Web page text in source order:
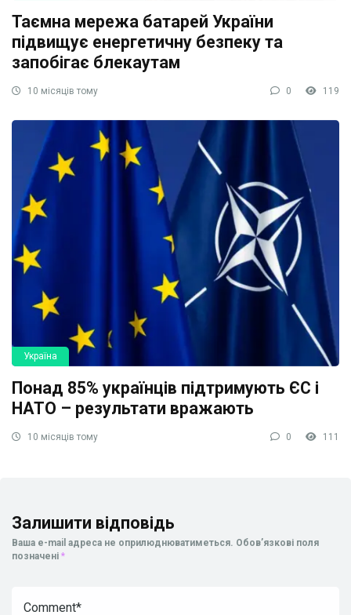
Таємна мережа батарей України
підвищує енергетичну безпеку та
запобігає блекаутам
10 місяців тому 0 119
Україна
Понад 85% українців підтримують ЄС і
НАТО – результати вражають
10 місяців тому 0 111
Залишити відповідь
Ваша e-mail адреса не оприлюднюватиметься. Обов’язкові поля
позначені *